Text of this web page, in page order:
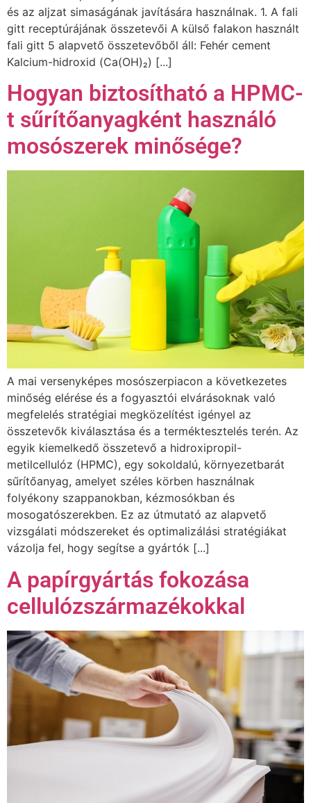
és az aljzat simaságának javítására használnak. 1. A fali
gitt receptúrájának összetevői A külső falakon használt
fali gitt 5 alapvető összetevőből áll: Fehér cement
Kalcium-hidroxid (Ca(OH)₂) [...]
Hogyan biztosítható a HPMC-
t sűrítőanyagként használó
mosószerek minősége?
A mai versenyképes mosószerpiacon a következetes
minőség elérése és a fogyasztói elvárásoknak való
megfelelés stratégiai megközelítést igényel az
összetevők kiválasztása és a terméktesztelés terén. Az
egyik kiemelkedő összetevő a hidroxipropil-
metilcellulóz (HPMC), egy sokoldalú, környezetbarát
sűrítőanyag, amelyet széles körben használnak
folyékony szappanokban, kézmosókban és
mosogatószerekben. Ez az útmutató az alapvető
vizsgálati módszereket és optimalizálási stratégiákat
vázolja fel, hogy segítse a gyártók [...]
A papírgyártás fokozása
cellulózszármazékokkal